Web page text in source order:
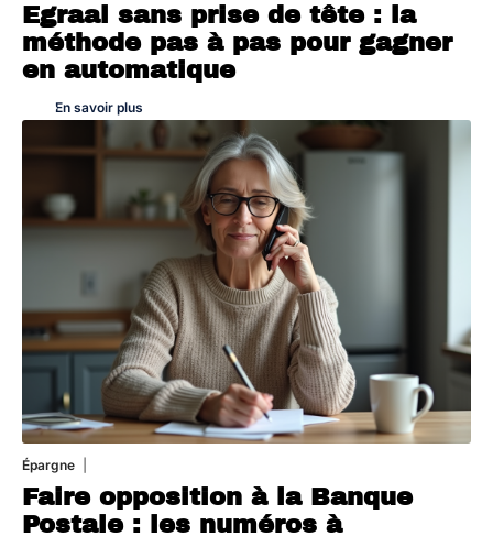
Egraal sans prise de tête : la
méthode pas à pas pour gagner
en automatique
En savoir plus
Épargne
Faire opposition à la Banque
Postale : les numéros à